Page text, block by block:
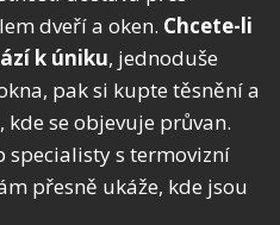
dveří a oken. Chcete-li
k úniku, jednoduše
pak si kupte těsnění a
se objevuje průvan.
specialisty s termovizní
přesně ukáže, kde jsou